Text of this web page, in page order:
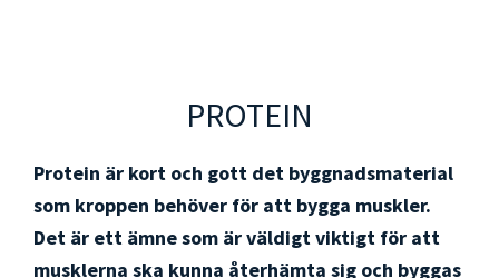
PROTEIN
Protein är kort och gott det byggnadsmaterial
som kroppen behöver för att bygga muskler.
Det är ett ämne som är väldigt viktigt för att
musklerna ska kunna återhämta sig och byggas